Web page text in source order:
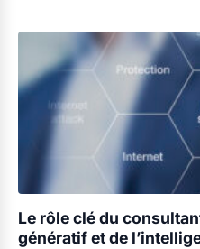
Le rôle clé du
génératif et de